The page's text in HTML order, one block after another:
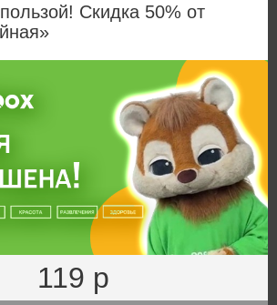
Скидка 50% от
119 р